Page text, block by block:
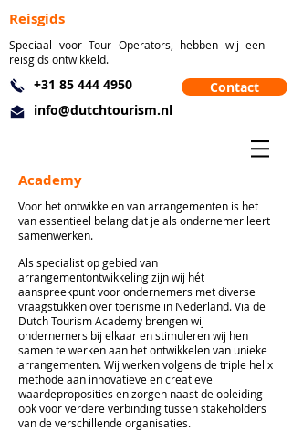
Reisgids
Speciaal voor Tour Operators, hebben wij een
reisgids ontwikkeld.
+31 85 444 4950
info@dutchtourism.nl
Contact
Academy
Voor het ontwikkelen van arrangementen is het
van essentieel belang dat je als ondernemer leert
samenwerken.
Als specialist op gebied van
arrangementontwikkeling zijn wij hét
aanspreekpunt voor ondernemers met diverse
vraagstukken over toerisme in Nederland. Via de
Dutch Tourism Academy brengen wij
ondernemers bij elkaar en stimuleren wij hen
samen te werken aan het ontwikkelen van unieke
arrangementen. Wij werken volgens de triple helix
methode aan innovatieve en creatieve
waardeproposities en zorgen naast de opleiding
ook voor verdere verbinding tussen stakeholders
van de verschillende organisaties.